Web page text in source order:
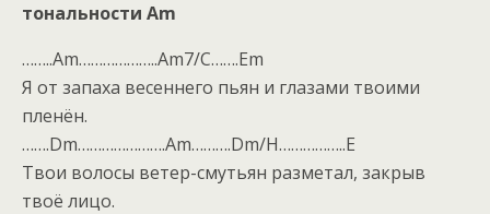
тональности Am
……..Am………………..Am7/C…….Em
Я от запаха весеннего пьян и глазами твоими
пленён.
…….Dm………………….Am……….Dm/H……………..E
Твои волосы ветер-смутьян разметал, закрыв
твоё лицо.